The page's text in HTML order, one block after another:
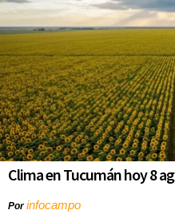
Clima en Tucumán hoy 8
Porinfocampo